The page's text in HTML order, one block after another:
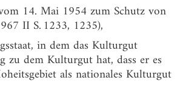
14. Mai 1954 zum Schutz von
II S. 1233, 1235),
in dem das Kulturgut
zu dem Kulturgut hat, dass er es
als nationales Kulturgut